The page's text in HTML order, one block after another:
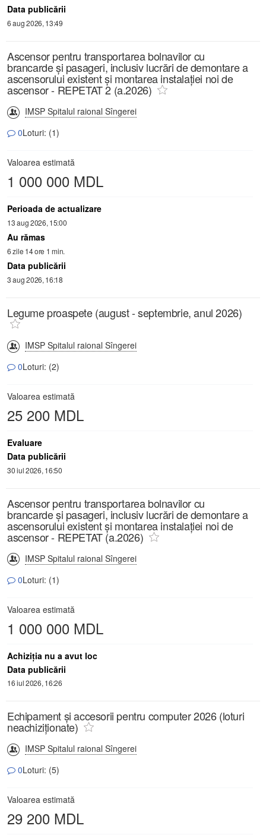
Data publicării
6 aug 2026, 13:49
Ascensor pentru transportarea bolnavilor cu
brancarde și pasageri, inclusiv lucrări de demontare a
ascensorului existent și montarea instalației noi de
ascensor - REPETAT 2 (a.2026)
IMSP Spitalul raional Sîngerei
0Loturi: (1)
Valoarea estimată
1 000 000 MDL
Perioada de actualizare
13 aug 2026, 15:00
Au rămas
6 zile 14 ore 1 min.
Data publicării
3 aug 2026, 16:18
Legume proaspete (august - septembrie, anul 2026)
IMSP Spitalul raional Sîngerei
0Loturi: (2)
Valoarea estimată
25 200 MDL
Evaluare
Data publicării
30 iul 2026, 16:50
Ascensor pentru transportarea bolnavilor cu
brancarde și pasageri, inclusiv lucrări de demontare a
ascensorului existent și montarea instalației noi de
ascensor - REPETAT (a.2026)
IMSP Spitalul raional Sîngerei
0Loturi: (1)
Valoarea estimată
1 000 000 MDL
Achiziţia nu a avut loc
Data publicării
16 iul 2026, 16:26
Echipament şi accesorii pentru computer 2026 (loturi
neachiziționate)
IMSP Spitalul raional Sîngerei
0Loturi: (5)
Valoarea estimată
29 200 MDL